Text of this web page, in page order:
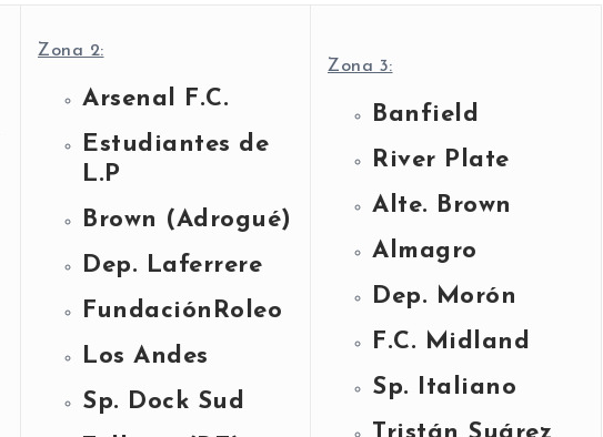
Zona 2:
Arsenal F.C.
Estudiantes de
L.P
Brown (Adrogué)
Dep. Laferrere
FundaciónRoleo
Los Andes
Sp. Dock Sud
Zona 3:
Banfield
River Plate
Alte. Brown
Almagro
Dep. Morón
F.C. Midland
Sp. Italiano